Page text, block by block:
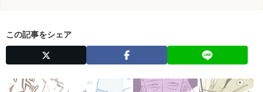
この記事をシェア